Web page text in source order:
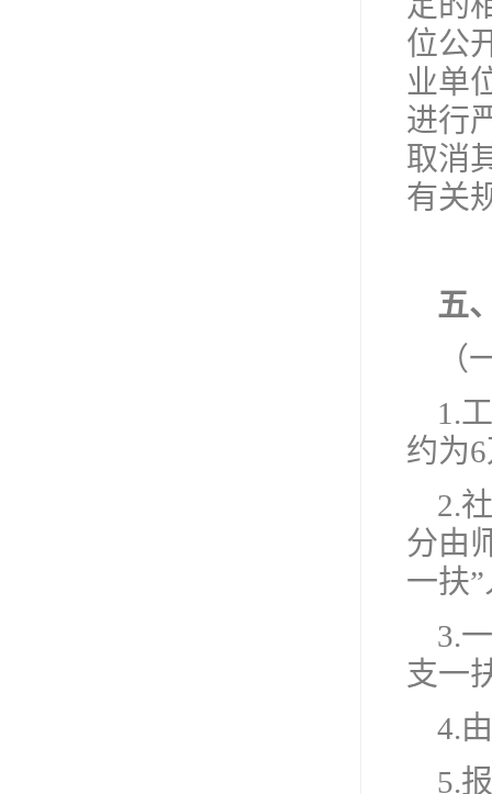
位公
业单
进行
取消
有关
五
（
1.
约为
2.
分由
一扶
3.
支一
4.
5.